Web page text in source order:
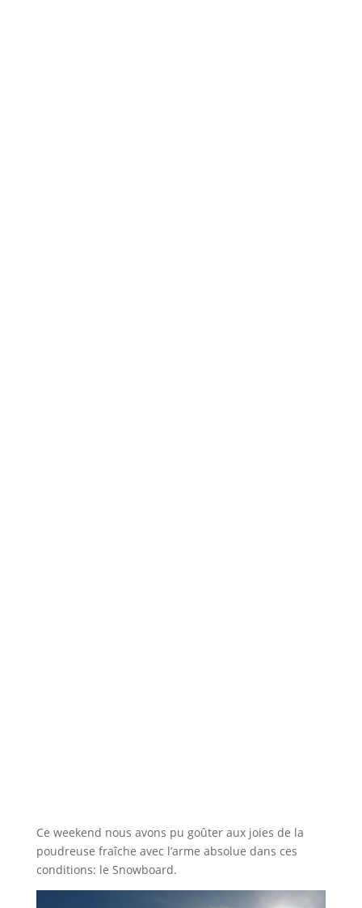
Ce weekend nous avons pu goûter aux joies de la
poudreuse fraîche avec l’arme absolue dans ces
conditions: le Snowboard.